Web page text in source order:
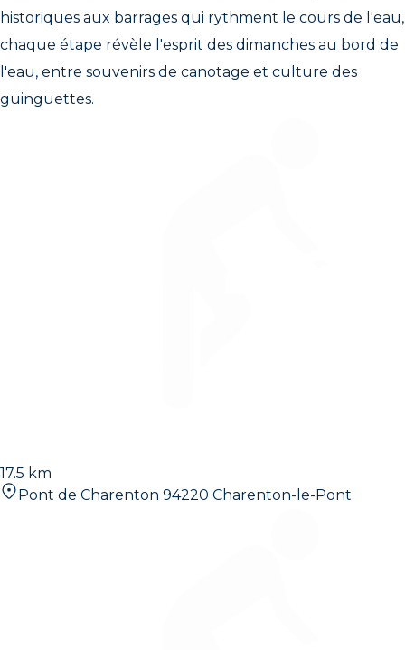
historiques aux barrages qui rythment le cours de l'eau,
chaque étape révèle l'esprit des dimanches au bord de
l'eau, entre souvenirs de canotage et culture des
guinguettes.
17.5 km
Pont de Charenton 94220 Charenton-le-Pont